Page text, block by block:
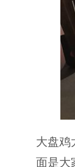
大盘鸡
面是大